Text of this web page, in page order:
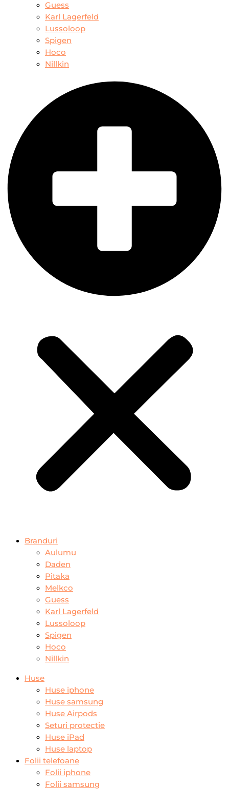
Guess
Karl Lagerfeld
Lussoloop
Spigen
Hoco
Nillkin
Branduri
Aulumu
Daden
Pitaka
Melkco
Guess
Karl Lagerfeld
Lussoloop
Spigen
Hoco
Nillkin
Huse
Huse iphone
Huse samsung
Huse Airpods
Seturi protectie
Huse iPad
Huse laptop
Folii telefoane
Folii iphone
Folii samsung